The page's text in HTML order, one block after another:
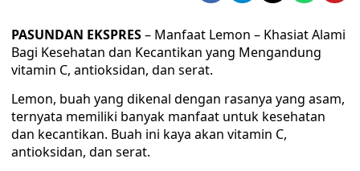
PASUNDAN EKSPRES– Manfaat Lemon – Khasiat Alami
Bagi Kesehatan dan Kecantikan yang Mengandung
vitamin C, antioksidan, dan serat.
Lemon, buah yang dikenal dengan rasanya yang asam,
ternyata memiliki banyak manfaat untuk kesehatan
dan kecantikan. Buah ini kaya akan vitamin C,
antioksidan, dan serat.